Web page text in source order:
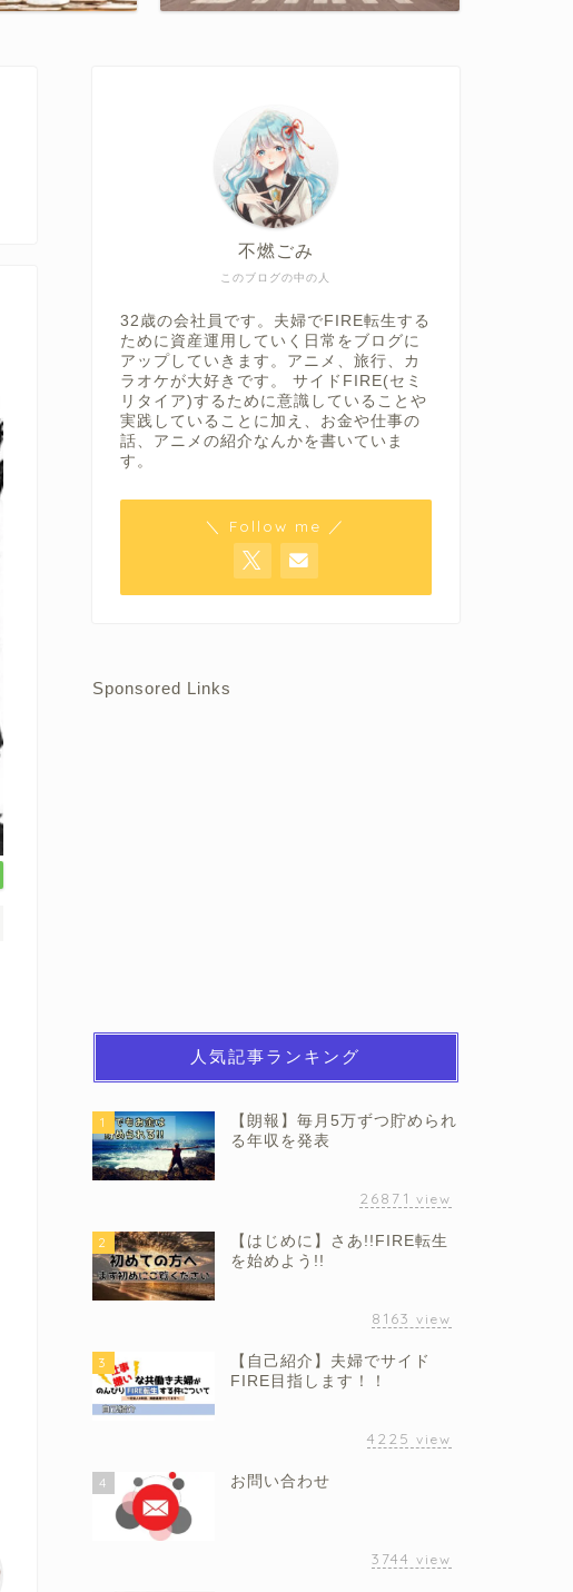
このブログの中の人
不燃ごみ
32歳の会社員です。夫婦でFIRE転生する
ために資産運用していく日常をブログに
アップしていきます。アニメ、旅行、カ
ラオケが大好きです。 サイドFIRE(セミ
リタイア)するために意識していることや
実践していることに加え、お金や仕事の
話、アニメの紹介なんかを書いていま
す。
＼ Follow me ／
Sponsored Links
人気記事ランキング
1
【朗報】毎月5万ずつ貯められ
る年収を発表
26871 view
2
【はじめに】さあ!!FIRE転生
を始めよう!!
8163 view
3
【自己紹介】夫婦でサイド
FIRE目指します！！
4225 view
4 お問い合わせ
3744 view